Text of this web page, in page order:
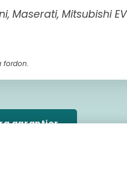
Maserati, Mitsubishi
fordon.
garantier